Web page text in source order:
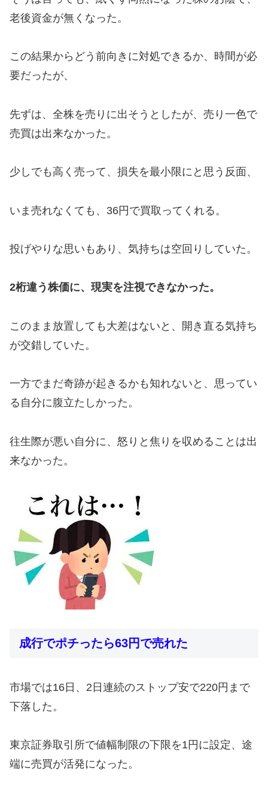
老後資金が無くなった。
この結果からどう前向きに対処できるか、時間が必
要だったが、
先ずは、全株を売りに出そうとしたが、売り一色で
売買は出来なかった。
少しでも高く売って、損失を最小限にと思う反面、
いま売れなくても、36円で買取ってくれる。
投げやりな思いもあり、気持ちは空回りしていた。
2桁違う株価に、現実を注視できなかった。
このまま放置しても大差はないと、開き直る気持ち
が交錯していた。
一方でまだ奇跡が起きるかも知れないと、思ってい
る自分に腹立たしかった。
往生際が悪い自分に、怒りと焦りを収めることは出
来なかった。
成行でポチったら63円で売れた
市場では16日、2日連続のストップ安で220円まで
下落した。
東京証券取引所で値幅制限の下限を1円に設定、途
端に売買が活発になった。